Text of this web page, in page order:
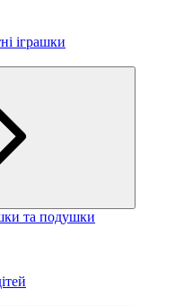
іграшки
та подушки